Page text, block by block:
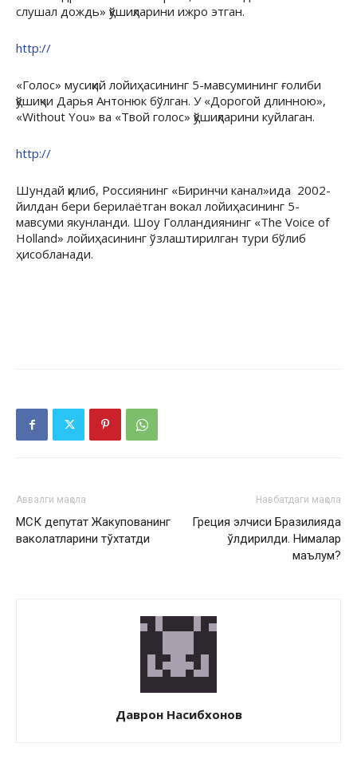
слушал дождь» қўшиқларини ижро этган.
http://
«Голос» мусиқий лойиҳасининг 5-мавсумининг ғолиби
қўшиқчи Дарья Антонюк бўлган. У «Дорогой длинною»,
«Without You» ва «Твой голос» қўшиқларини куйлаган.
http://
Шундай қилиб, Россиянинг «Биринчи канал»ида 2002-
йилдан бери берилаётган вокал лойиҳасининг 5-
мавсуми якунланди. Шоу Голландиянинг «The Voice of
Holland» лойиҳасининг ўзлаштирилган тури бўлиб
ҳисобланади.
Аввалги мақола
МСК депутат Жакупованинг
ваколатларини тўхтатди
Навбатдаги мақола
Греция элчиси Бразилияда
ўлдирилди. Нималар
маълум?
Даврон Насибхонов